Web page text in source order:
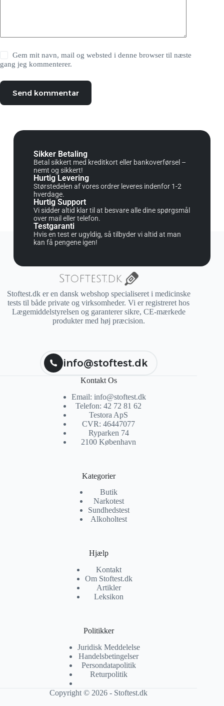
Gem mit navn, mail og websted i denne browser til næste
gang jeg kommenterer.
Send kommentar
Sikker Betaling
Betal sikkert med kreditkort eller bankoverførsel –
nemt og sikkert!
Hurtig Levering
Størstedelen af vores ordrer leveres indenfor 1-2
hverdage.
Hurtig Support
Vi sidder altid klar til at besvare alle dine spørgsmål
over mail eller telefon.
Testgaranti
Hvis en test er ugyldig, så tilbyder vi altid at man
kan få pengene igen!
Stoftest.dk er en dansk webshop specialiseret i medicinske
tests til både private og virksomheder. Vi er registreret hos
Lægemiddelstyrelsen og garanterer sikre, CE-mærkede
produkter med høj præcision.
info@stoftest.dk
Kontakt Os
Email: info@stoftest.dk
Telefon: 42 72 81 62
Testora ApS
CVR: 46447077
Ryparken 74
2100 København
Kategorier
Butik
Narkotest
Sundhedstest
Alkoholtest
Hjælp
Kontakt
Om Stoftest.dk
Artikler
Leksikon
Politikker
Juridisk Meddelelse
Handelsbetingelser
Persondatapolitik
Returpolitik
Copyright © 2026 - Stoftest.dk